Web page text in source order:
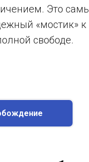
Это
«мостик» к
свободе.